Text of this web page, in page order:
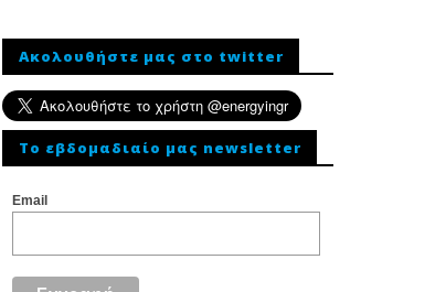
Ακολουθήστε μας στο twitter
To εβδομαδιαίο μας newsletter
Email